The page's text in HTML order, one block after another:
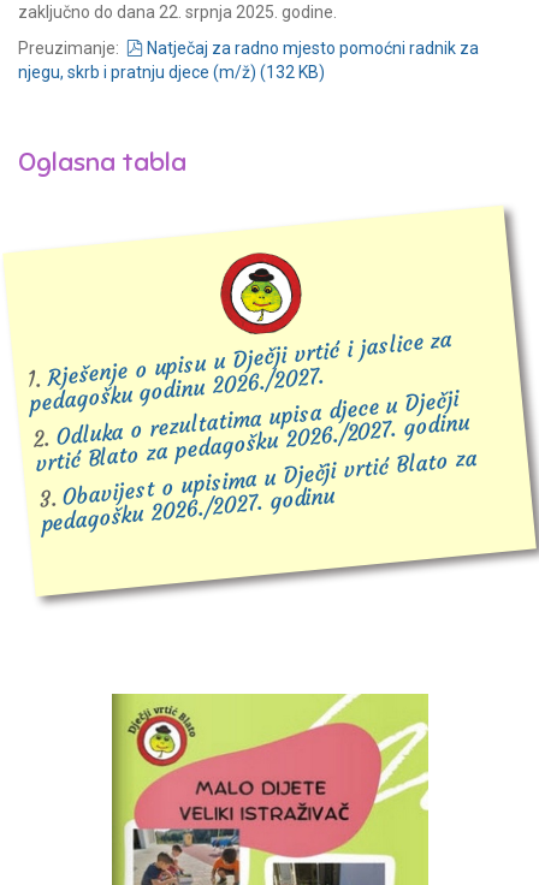
zaključno do dana 22. srpnja 2025. godine.
Preuzimanje:
pdf
Natječaj za radno mjesto pomoćni radnik za
njegu, skrb i pratnju djece (m/ž) (132 KB)
Oglasna tabla
1.Rješenje o upisu u Dječji vrtić i jaslice za
pedagošku godinu 2026./2027.
2.Odluka o rezultatima upisa djece u Dječji
vrtić Blato za pedagošku 2026./2027. godinu
3.Obavijest o upisima u Dječji vrtić Blato za
pedagošku 2026./2027. godinu